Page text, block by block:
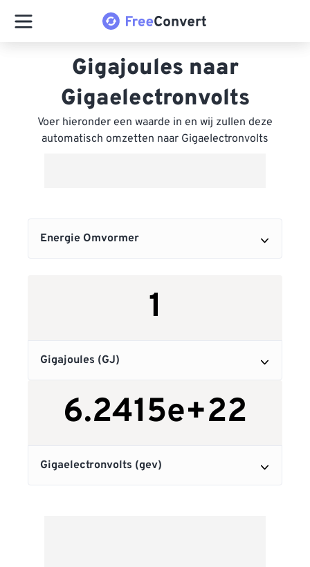
Gigajoules naar
Gigaelectronvolts
Voer hieronder een waarde in en wij zullen deze
automatisch omzetten naar Gigaelectronvolts